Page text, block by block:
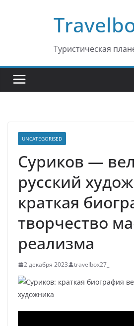
Туристическая
UNCATEGORISED
Суриков —
русский
краткая
творчество
реализма
2 декабря 2023 travelbox27_